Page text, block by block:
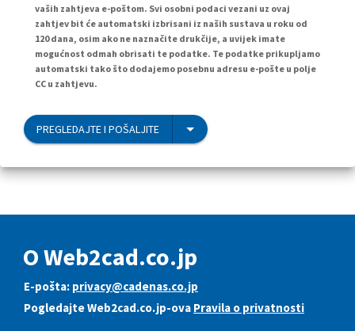
vaših zahtjeva e-poštom. Svi osobni podaci vezani uz ovaj
zahtjev bit će automatski izbrisani iz naših sustava u roku od
120 dana, osim ako ne naznačite drukčije, a uvijek imate
mogućnost odmah obrisati te podatke. Te podatke prikupljamo
automatski tako što dodajemo posebnu adresu e-pošte u polje
CC u zahtjevu.
PREGLEDAJTE I POŠALJITE
O Web2cad.co.jp
E-pošta: privacy@cadenas.co.jp
Pogledajte Web2cad.co.jp-ova Pravila o privatnosti